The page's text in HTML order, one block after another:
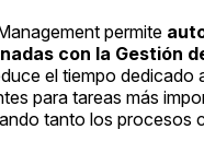
permite
con la Gestión
el tiempo dedicado
para tareas más
tanto los procesos